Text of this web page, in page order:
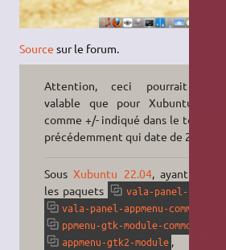
Source sur le forum.
Attention, ceci pourrait n'être
valable que pour Xubuntu
comme +/- indiqué dans le topic cité
précédemment qui date de 2018.
SousXubuntu 22.04, ayant installé
les paquets
vala-panel-appmenu
vala-panel-appmenu-common
ppmenu-gtk-module-common
appmenu-gtk2-module ,